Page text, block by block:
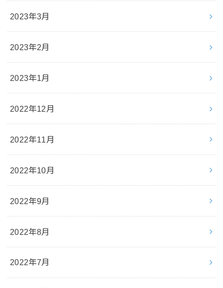
2023年3月
2023年2月
2023年1月
2022年12月
2022年11月
2022年10月
2022年9月
2022年8月
2022年7月